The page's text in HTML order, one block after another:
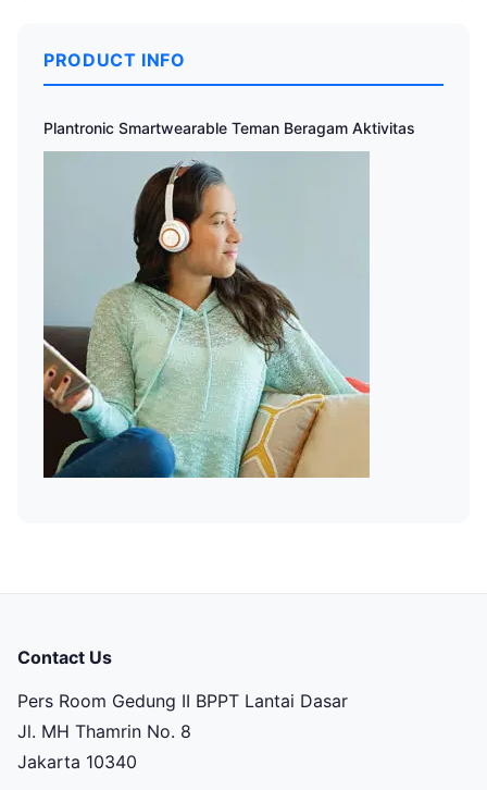
PRODUCT INFO
Plantronic Smartwearable Teman Beragam Aktivitas
Contact Us
Pers Room Gedung II BPPT Lantai Dasar
Jl. MH Thamrin No. 8
Jakarta 10340